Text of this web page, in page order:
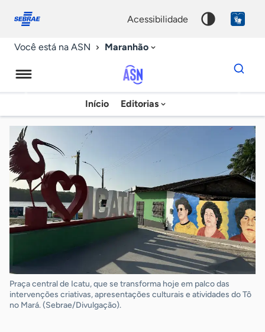
conosco
acessibilidade
Você está na ASN Maranhão
Agência
Sebrae
Notícias
Início Editorias
Dados
para
chave
Praça central de Icatu, que se transforma hoje em palco das
intervenções criativas, apresentações culturais e atividades do Tô
no Mará. (Sebrae/Divulgação).